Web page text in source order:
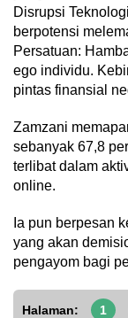
Disrupsi
berpotensi
Persatuan:
ego individu.
pintas finansial
Zamzani
sebanyak 67,8
terlibat dalam
online.
‎Ia pun berpesan
yang akan
pengayom bagi
Halaman: 1